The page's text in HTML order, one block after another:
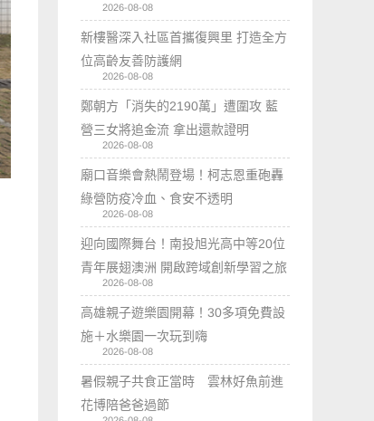
2026-08-08
新樓醫深入社區首攜復興里 打造全方
位高齡友善防護網
2026-08-08
鄭朝方「消失的2190萬」遭圍攻 藍
營三女將追金流 拿出還款證明
2026-08-08
廟口音樂會熱鬧登場！柯志恩重砲轟
綠營防疫冷血、食安不透明
2026-08-08
迎向國際舞台！南投旭光高中等20位
青年展翅澳洲 開啟跨域創新學習之旅
2026-08-08
高雄親子遊樂園開幕！30多項免費設
施＋水樂園一次玩到嗨
2026-08-08
暑假親子共食正當時 雲林好魚前進
花博陪爸爸過節